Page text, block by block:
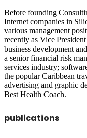
Before founding
Internet companies in
various management
recently as Vice
business development
a senior financial risk
services industry;
the popular Caribbean
advertising and graphic
Best Health Coach.
publications